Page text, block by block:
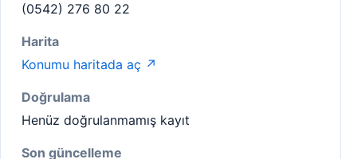
(0542) 276 80 22
Harita
Konumu haritada aç ↗
Doğrulama
Henüz doğrulanmamış kayıt
Son güncelleme